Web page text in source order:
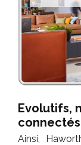
Evolutifs,
connectés
Ainsi,